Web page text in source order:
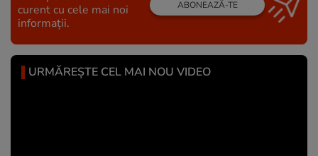
curent cu cele mai noi
informații.
ABONEAZĂ-TE
URMĂREȘTE CEL MAI NOU VIDEO